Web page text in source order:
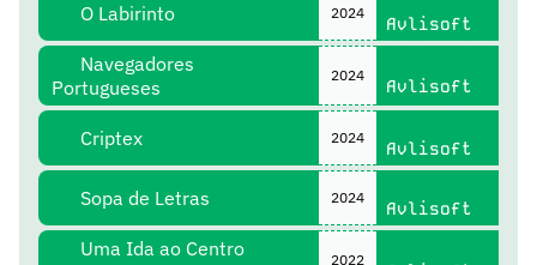
O Labirinto 2024
Avlisoft
Navegadores
Portugueses
2024
Avlisoft
Criptex 2024
Avlisoft
Sopa de Letras 2024
Avlisoft
Uma Ida ao Centro
2022